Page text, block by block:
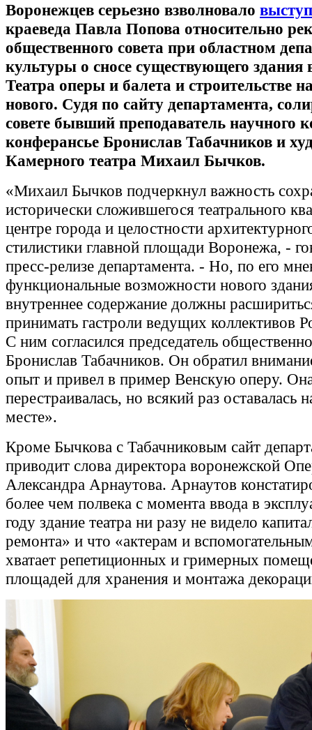
Воронежцев серьезно взволновало
краеведа Павла Попова относительно
общественного совета при областном
культуры о сносе существующего здания
Театра оперы и балета и строительстве
нового. Судя по сайту департамента,
совете бывший преподаватель научного
конферансье Бронислав Табачников и
Камерного театра Михаил Бычков.
«Михаил Бычков подчеркнул важность
исторически сложившегося театрального
центре города и целостности
стилистики главной площади Воронежа, -
пресс-релизе департамента. - Но, по его
функциональные возможности нового
внутреннее содержание должны
принимать гастроли ведущих коллективов
С ним согласился председатель
Бронислав Табачников. Он обратил
опыт и привел в пример Венскую оперу.
перестраивалась, но всякий раз оставалась
месте».
Кроме Бычкова с Табачниковым сайт
приводит слова директора воронежской
Александра Арнаутова. Арнаутов
более чем полвека с момента ввода в
году здание театра ни разу не видело
ремонта» и что «актерам и
хватает репетиционных и гримерных
площадей для хранения и монтажа